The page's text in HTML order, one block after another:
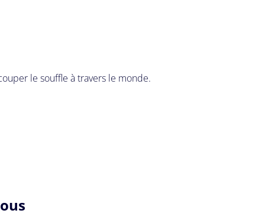
le souffle à travers le monde.